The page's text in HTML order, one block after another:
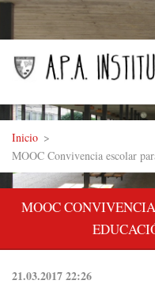
Inicio >
MOOC Convivencia escolar
MOOC
21.03.2017 22:26